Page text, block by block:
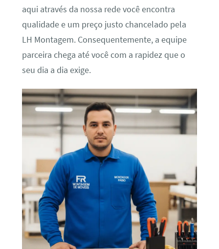
aqui através da nossa rede você encontra
qualidade e um preço justo chancelado pela
LH Montagem. Consequentemente, a equipe
parceira chega até você com a rapidez que o
seu dia a dia exige.